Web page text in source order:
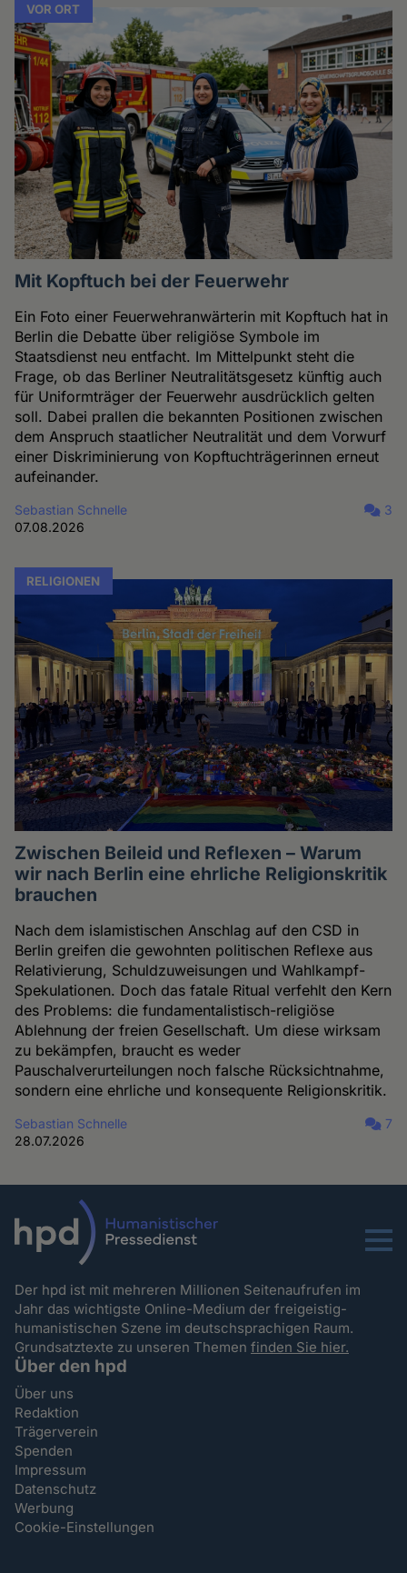
VOR ORT
Mit Kopftuch bei der Feuerwehr
Ein Foto einer Feuerwehranwärterin mit Kopftuch hat in
Berlin die Debatte über religiöse Symbole im
Staatsdienst neu entfacht. Im Mittelpunkt steht die
Frage, ob das Berliner Neutralitätsgesetz künftig auch
für Uniformträger der Feuerwehr ausdrücklich gelten
soll. Dabei prallen die bekannten Positionen zwischen
dem Anspruch staatlicher Neutralität und dem Vorwurf
einer Diskriminierung von Kopftuchträgerinnen erneut
aufeinander.
Sebastian Schnelle
07.08.2026
3
RELIGIONEN
Zwischen Beileid und Reflexen – Warum
wir nach Berlin eine ehrliche Religionskritik
brauchen
Nach dem islamistischen Anschlag auf den CSD in
Berlin greifen die gewohnten politischen Reflexe aus
Relativierung, Schuldzuweisungen und Wahlkampf-
Spekulationen. Doch das fatale Ritual verfehlt den Kern
des Problems: die fundamentalistisch-religiöse
Ablehnung der freien Gesellschaft. Um diese wirksam
zu bekämpfen, braucht es weder
Pauschalverurteilungen noch falsche Rücksichtnahme,
sondern eine ehrliche und konsequente Religionskritik.
Sebastian Schnelle
28.07.2026
7
Menu
Der hpd ist mit mehreren Millionen Seitenaufrufen im
Jahr das wichtigste Online-Medium der freigeistig-
humanistischen Szene im deutschsprachigen Raum.
Grundsatztexte zu unseren Themenfinden Sie hier.
Über den hpd
Über uns
Redaktion
Trägerverein
Spenden
Impressum
Datenschutz
Werbung
Cookie-Einstellungen